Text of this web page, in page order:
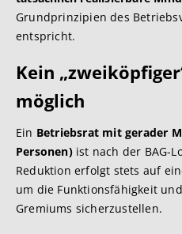
Grundprinzipien des
entspricht.
Kein
möglich
Ein Betriebsrat mit gerader
Personen) ist nach der BAG-
Reduktion erfolgt stets auf
um die Funktionsfähigkeit
Gremiums sicherzustellen.